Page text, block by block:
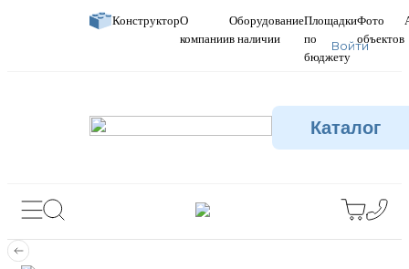
КонструкторО
компании
Оборудование
в наличии
Площадки
по
бюджету
Фото
объектов
Войти
Каталог